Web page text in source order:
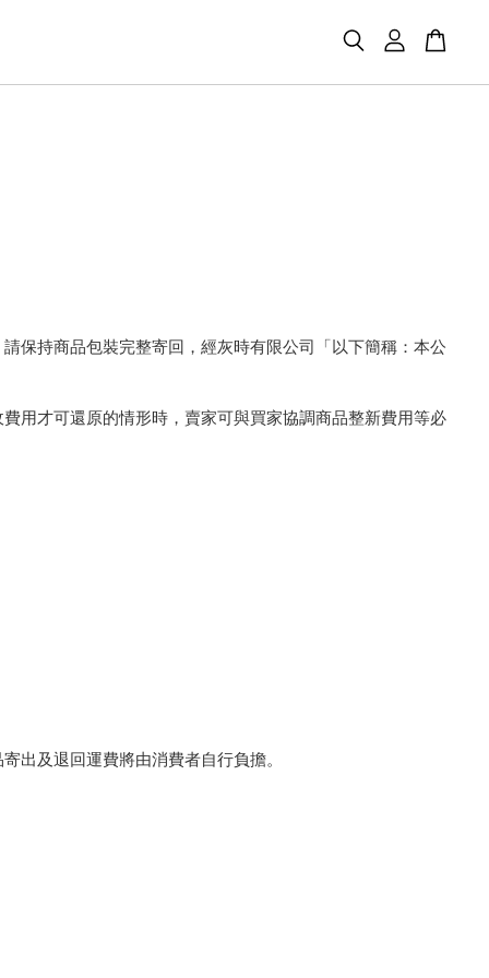
保持商品包裝完整寄回，經灰時有限公司「以下簡稱：本公
用才可還原的情形時，賣家可與買家協調商品整新費用等必
出及退回運費將由消費者自行負擔。